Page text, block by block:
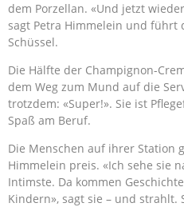
dem Porzellan. «Und jetzt
sagt Petra Himmelein und führt
Schüssel.
Die Hälfte der Champignon-
dem Weg zum Mund auf die
trotzdem: «Super!». Sie ist
Spaß am Beruf.
Die Menschen auf ihrer Station
Himmelein preis. «Ich sehe sie
Intimste. Da kommen
Kindern», sagt sie – und strahlt.